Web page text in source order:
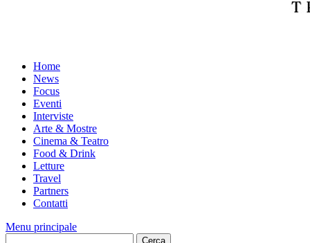
Home
News
Focus
Eventi
Interviste
Arte & Mostre
Cinema & Teatro
Food & Drink
Letture
Travel
Partners
Contatti
Menu principale